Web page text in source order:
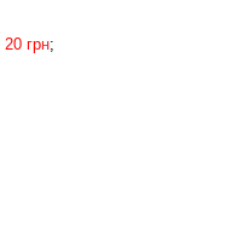
20 грн;